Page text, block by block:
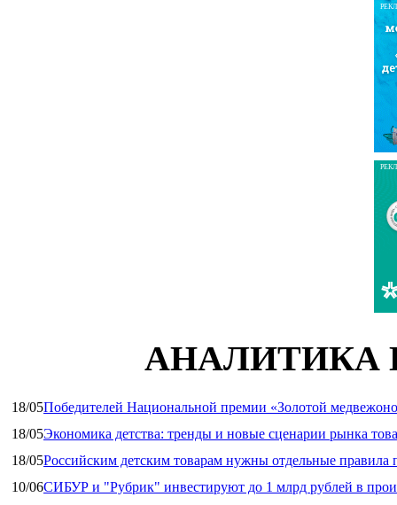
АНАЛИТИКА
18/05Победителей Национальной премии «Золотой
18/05Экономика детства: тренды и новые сценарии рынка
18/05Российским детским товарам нужны отдельные правила
10/06СИБУР и "Рубрик" инвестируют до 1 млрд рублей в